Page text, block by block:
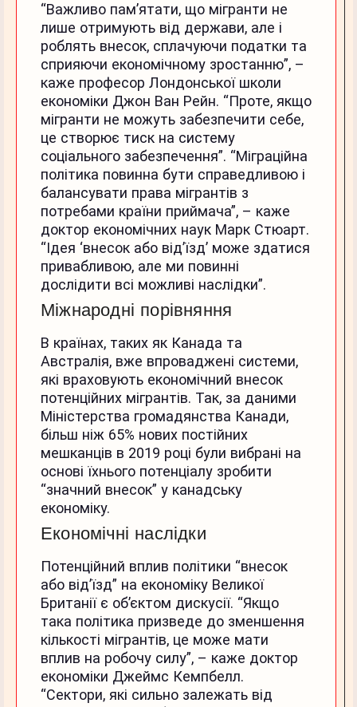
“Важливо пам’ятати, що мігранти не
лише отримують від держави, але і
роблять внесок, сплачуючи податки та
сприяючи економічному зростанню”, –
каже професор Лондонської школи
економіки Джон Ван Рейн. “Проте, якщо
мігранти не можуть забезпечити себе,
це створює тиск на систему
соціального забезпечення”. “Міграційна
політика повинна бути справедливою і
балансувати права мігрантів з
потребами країни приймача”, – каже
доктор економічних наук Марк Стюарт.
“Ідея ‘внесок або від’їзд’ може здатися
привабливою, але ми повинні
дослідити всі можливі наслідки”.
Міжнародні порівняння
В країнах, таких як Канада та
Австралія, вже впроваджені системи,
які враховують економічний внесок
потенційних мігрантів. Так, за даними
Міністерства громадянства Канади,
більш ніж 65% нових постійних
мешканців в 2019 році були вибрані на
основі їхнього потенціалу зробити
“значний внесок” у канадську
економіку.
Економічні наслідки
Потенційний вплив політики “внесок
або від’їзд” на економіку Великої
Британії є об’єктом дискусії. “Якщо
така політика призведе до зменшення
кількості мігрантів, це може мати
вплив на робочу силу”, – каже доктор
економіки Джеймс Кемпбелл.
“Сектори, які сильно залежать від